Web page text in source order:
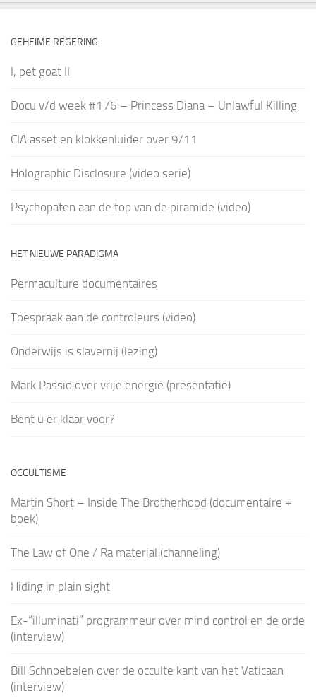
GEHEIME REGERING
I, pet goat II
Docu v/d week #176 – Princess Diana – Unlawful Killing
CIA asset en klokkenluider over 9/11
Holographic Disclosure (video serie)
Psychopaten aan de top van de piramide (video)
HET NIEUWE PARADIGMA
Permaculture documentaires
Toespraak aan de controleurs (video)
Onderwijs is slavernij (lezing)
Mark Passio over vrije energie (presentatie)
Bent u er klaar voor?
OCCULTISME
Martin Short – Inside The Brotherhood (documentaire +
boek)
The Law of One / Ra material (channeling)
Hiding in plain sight
Ex-“illuminati” programmeur over mind control en de orde
(interview)
Bill Schnoebelen over de occulte kant van het Vaticaan
(interview)